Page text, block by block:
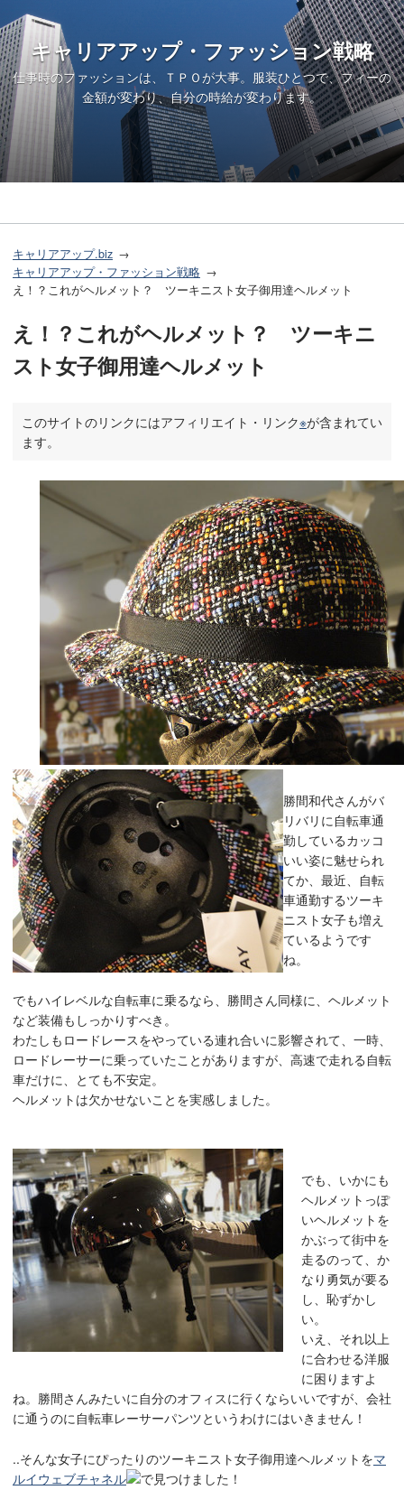
キャリアアップ・ファッション戦略
仕事時のファッションは、ＴＰＯが大事。服装ひとつで、フィーの
金額が変わり、自分の時給が変わります。
キャリアアップ.biz
キャリアアップ・ファッション戦略
え！？これがヘルメット？ ツーキニスト女子御用達ヘルメット
え！？これがヘルメット？ ツーキニ
スト女子御用達ヘルメット
このサイトのリンクにはアフィリエイト・リンク※が含まれてい
ます。
勝間和代さんがバ
リバリに自転車通
勤しているカッコ
いい姿に魅せられ
てか、最近、自転
車通勤するツーキ
ニスト女子も増え
ているようです
ね。
でもハイレベルな自転車に乗るなら、勝間さん同様に、ヘルメット
など装備もしっかりすべき。
わたしもロードレースをやっている連れ合いに影響されて、一時、
ロードレーサーに乗っていたことがありますが、高速で走れる自転
車だけに、とても不安定。
ヘルメットは欠かせないことを実感しました。
でも、いかにも
ヘルメットっぽ
いヘルメットを
かぶって街中を
走るのって、か
なり勇気が要る
し、恥ずかし
い。
いえ、それ以上
に合わせる洋服
に困りますよ
ね。勝間さんみたいに自分のオフィスに行くならいいですが、会社
に通うのに自転車レーサーパンツというわけにはいきません！
..そんな女子にぴったりのツーキニスト女子御用達ヘルメットをマ
ルイウェブチャネル
で見つけました！